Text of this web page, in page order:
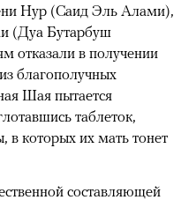
Нур (Саид Эль Алами),
(Дуа Бутарбуш
отказали в получении
благополучных
Шая пытается
таблеток,
в которых их мать тонет
составляющей